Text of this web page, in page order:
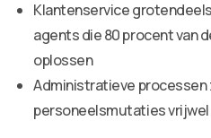
Klantenservice
agents die 80 procent van
oplossen
Administratieve processen
personeelsmutaties